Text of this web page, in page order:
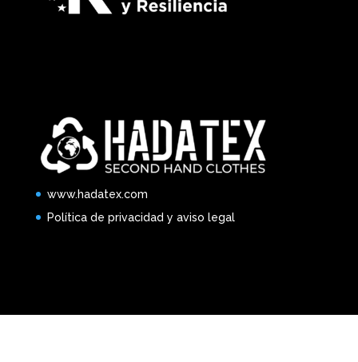
www.hadatex.com
Política de privacidad y aviso legal